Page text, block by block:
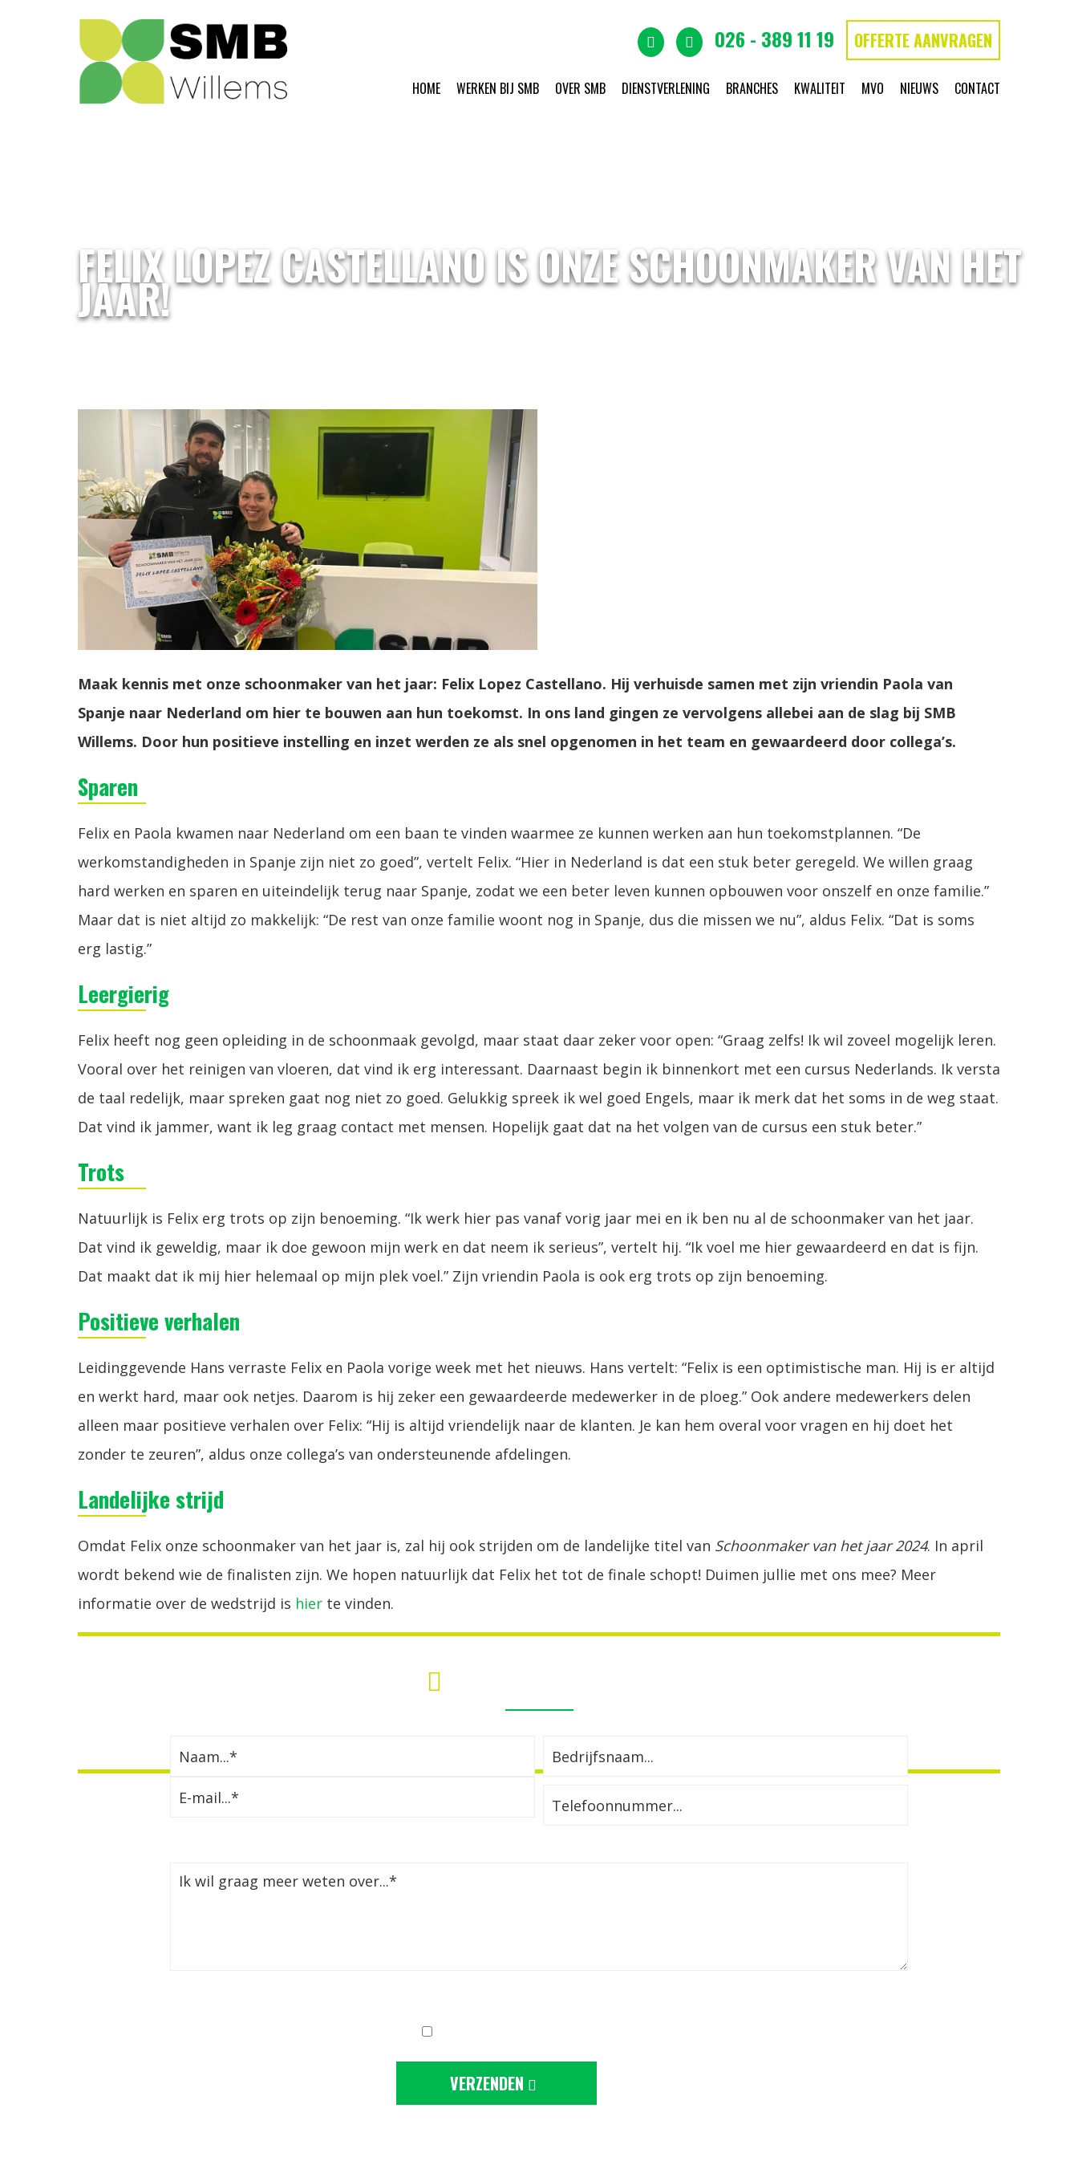
026 - 389 11 19 OFFERTE AANVRAGEN
HOME WERKEN BIJ SMB OVER SMB DIENSTVERLENING BRANCHES KWALITEIT MVO NIEUWS CONTACT
FELIX LOPEZ CASTELLANO IS ONZE SCHOONMAKER VAN HET
JAAR!
Maak kennis met onze schoonmaker van het jaar: Felix Lopez Castellano. Hij verhuisde samen met zijn vriendin Paola van
Spanje naar Nederland om hier te bouwen aan hun toekomst. In ons land gingen ze vervolgens allebei aan de slag bij SMB
Willems. Door hun positieve instelling en inzet werden ze als snel opgenomen in het team en gewaardeerd door collega’s.
Sparen
Felix en Paola kwamen naar Nederland om een baan te vinden waarmee ze kunnen werken aan hun toekomstplannen. “De
werkomstandigheden in Spanje zijn niet zo goed”, vertelt Felix. “Hier in Nederland is dat een stuk beter geregeld. We willen graag
hard werken en sparen en uiteindelijk terug naar Spanje, zodat we een beter leven kunnen opbouwen voor onszelf en onze familie.”
Maar dat is niet altijd zo makkelijk: “De rest van onze familie woont nog in Spanje, dus die missen we nu”, aldus Felix. “Dat is soms
erg lastig.”
Leergierig
Felix heeft nog geen opleiding in de schoonmaak gevolgd, maar staat daar zeker voor open: “Graag zelfs! Ik wil zoveel mogelijk leren.
Vooral over het reinigen van vloeren, dat vind ik erg interessant. Daarnaast begin ik binnenkort met een cursus Nederlands. Ik versta
de taal redelijk, maar spreken gaat nog niet zo goed. Gelukkig spreek ik wel goed Engels, maar ik merk dat het soms in de weg staat.
Dat vind ik jammer, want ik leg graag contact met mensen. Hopelijk gaat dat na het volgen van de cursus een stuk beter.”
Trots
Natuurlijk is Felix erg trots op zijn benoeming. “Ik werk hier pas vanaf vorig jaar mei en ik ben nu al de schoonmaker van het jaar.
Dat vind ik geweldig, maar ik doe gewoon mijn werk en dat neem ik serieus”, vertelt hij. “Ik voel me hier gewaardeerd en dat is fijn.
Dat maakt dat ik mij hier helemaal op mijn plek voel.” Zijn vriendin Paola is ook erg trots op zijn benoeming.
Positieve verhalen
Leidinggevende Hans verraste Felix en Paola vorige week met het nieuws. Hans vertelt: “Felix is een optimistische man. Hij is er altijd
en werkt hard, maar ook netjes. Daarom is hij zeker een gewaardeerde medewerker in de ploeg.” Ook andere medewerkers delen
alleen maar positieve verhalen over Felix: “Hij is altijd vriendelijk naar de klanten. Je kan hem overal voor vragen en hij doet het
zonder te zeuren”, aldus onze collega’s van ondersteunende afdelingen.
Landelijke strijd
Omdat Felix onze schoonmaker van het jaar is, zal hij ook strijden om de landelijke titel van Schoonmaker van het jaar 2024. In april
wordt bekend wie de finalisten zijn. We hopen natuurlijk dat Felix het tot de finale schopt! Duimen jullie met ons mee? Meer
informatie over de wedstrijd is hier te vinden.
VERZENDEN